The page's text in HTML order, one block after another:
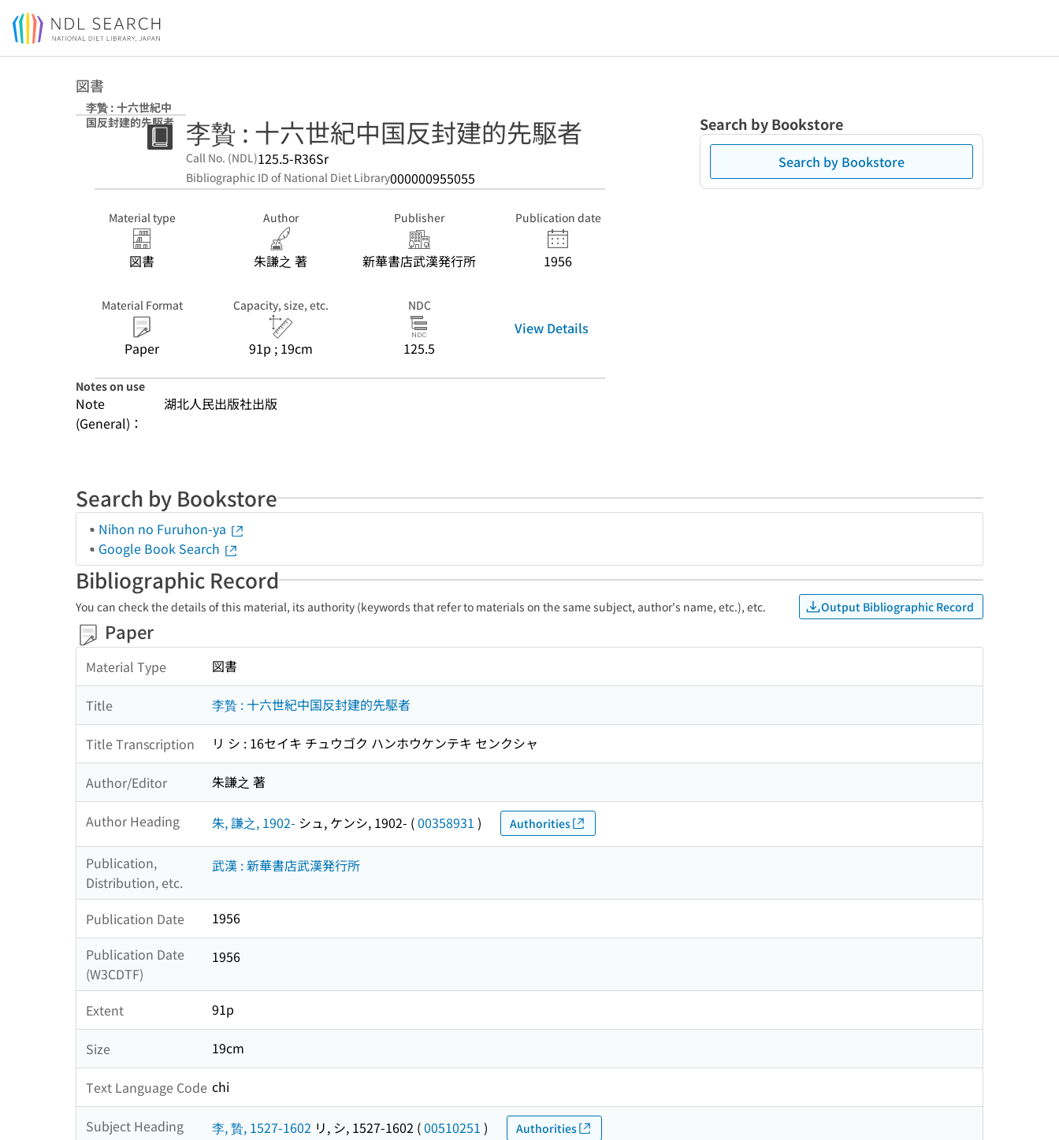
Jump to main content
図書
李贄 : 十六世紀中
国反封建的先駆者
李贄 : 十六世紀中国反封建的先駆者
Call No. (NDL)125.5-R36Sr
Bibliographic ID of National Diet Library000000955055
Material type
図書
Author
朱謙之 著
Publisher
新華書店武漢発行所
Publication date
1956
Material Format
Paper
Capacity, size, etc.
91p ; 19cm
NDC
125.5
View Details
Notes on use
Note
(General)：
湖北人民出版社出版
Search by Bookstore
Search by Bookstore
Search by Bookstore
Nihon no Furuhon-ya
Google Book Search
Bibliographic Record
You can check the details of this material, its authority (keywords that refer to materials on the same subject, author's name, etc.), etc. Output Bibliographic Record
Paper
Material Type 図書
Title 李贄 : 十六世紀中国反封建的先駆者
Title Transcription リ シ : 16セイキ チュウゴク ハンホウケンテキ センクシャ
Author/Editor 朱謙之 著
Author Heading 朱, 謙之, 1902- シュ, ケンシ, 1902- (00358931 ) Authorities
Publication,
Distribution, etc.
武漢 : 新華書店武漢発行所
Publication Date
1956
Publication Date
(W3CDTF)
1956
Extent 91p
Size 19cm
Text Language Code chi
Subject Heading 李, 贄, 1527-1602 リ, シ, 1527-1602 (00510251 ) Authorities